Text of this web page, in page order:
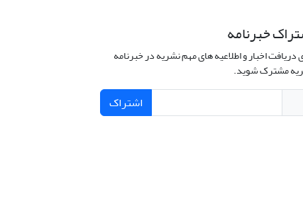
خبرنامه
دریافت اخبار و اطلاعیه های مهم نشریه در خبرنامه
مشترک شوید.
اشتراک